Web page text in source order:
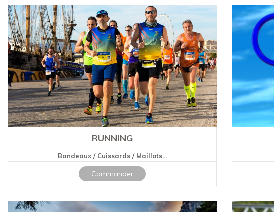
RUNNING
Bandeaux / Cuissards / Maillots...
Commander